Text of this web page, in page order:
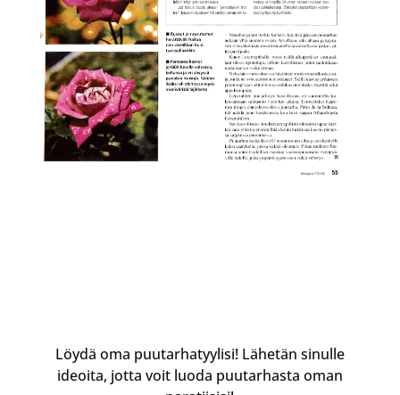
Löydä oma puutarhatyylisi! Lähetän sinulle
ideoita, jotta voit luoda puutarhasta oman